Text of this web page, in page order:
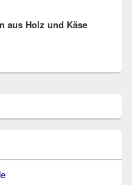
aus Holz und Käse